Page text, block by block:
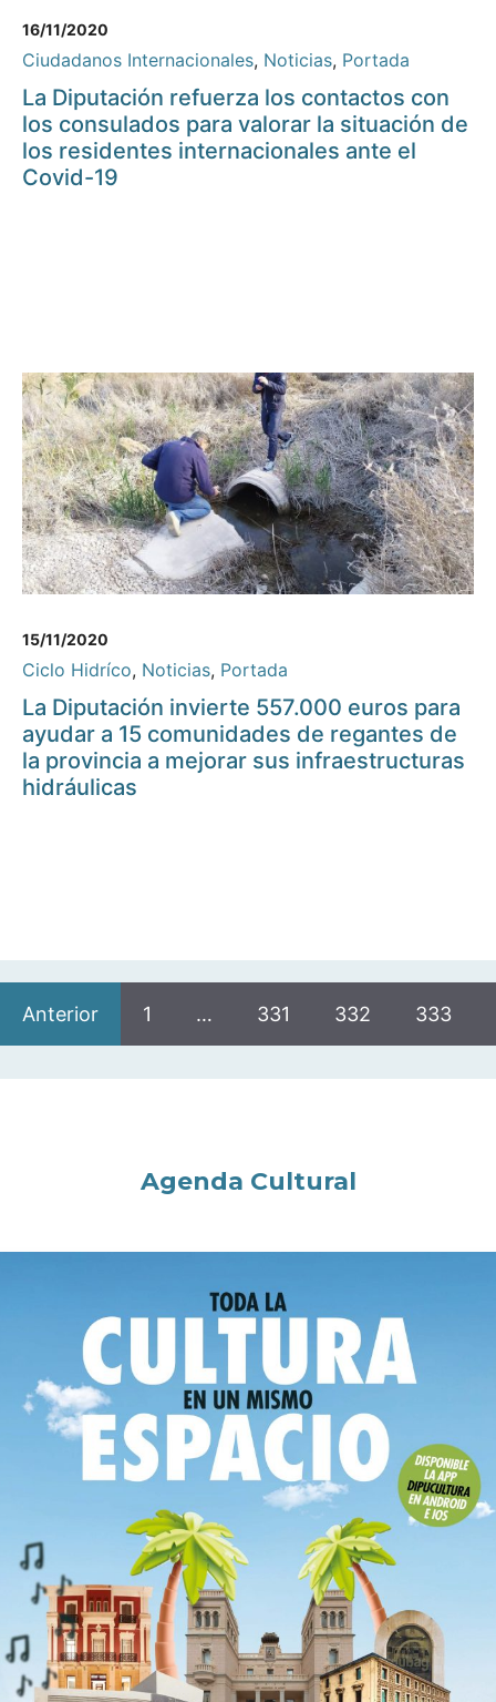
16/11/2020
Ciudadanos Internacionales, Noticias, Portada
La Diputación refuerza los contactos con
los consulados para valorar la situación de
los residentes internacionales ante el
Covid-19
15/11/2020
Ciclo Hidríco, Noticias, Portada
La Diputación invierte 557.000 euros para
ayudar a 15 comunidades de regantes de
la provincia a mejorar sus infraestructuras
hidráulicas
Anterior 1 … 331 332 333
Agenda Cultural